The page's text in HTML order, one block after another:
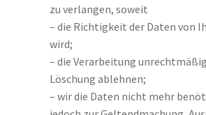
zu verlangen, soweit
– die Richtigkeit der Daten von
wird;
– die Verarbeitung
Löschung ablehnen;
– wir die Daten nicht mehr